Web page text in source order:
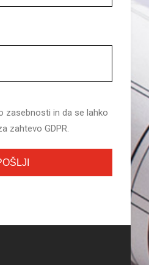
zasebnosti in da se lahko
zahtevo GDPR.